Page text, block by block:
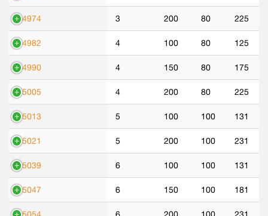
44974 3 200 80 225
44982 4 100 80 125
44990 4 150 80 175
45005 4 200 80 225
45013 5 100 100 131
45021 5 200 100 231
45039 6 100 100 131
45047 6 150 100 181